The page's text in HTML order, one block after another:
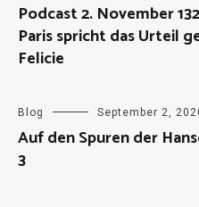
Podcast 2. November
Paris spricht das Urteil
Felicie
Blog September 2,
Auf den Spuren der
3